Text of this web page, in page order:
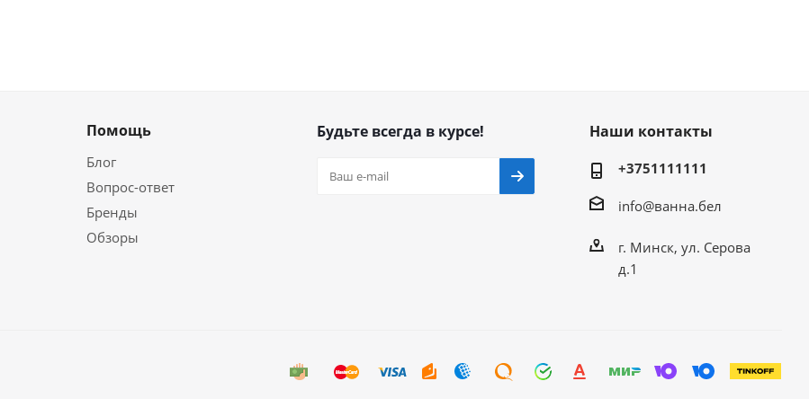
Помощь
Блог
Вопрос-ответ
Бренды
Обзоры
Будьте всегда в курсе! Наши контакты
+3751111111
info@ванна.бел
г. Минск, ул. Серова
д.1